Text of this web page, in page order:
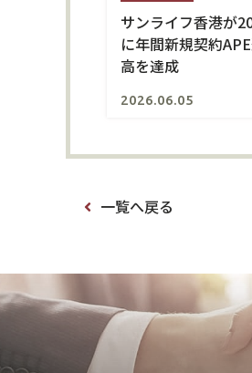
サンライフ香港が
に年間新規契約
高を達成
2026.06.05
一覧へ戻る